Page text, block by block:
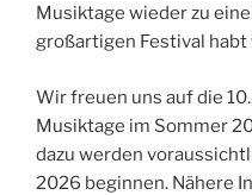
Musiktage wieder zu
großartigen Festival habt
Wir freuen uns auf die
Musiktage im Sommer
dazu werden
2026 beginnen. Nähere